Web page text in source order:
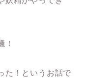
！
た！というお話で